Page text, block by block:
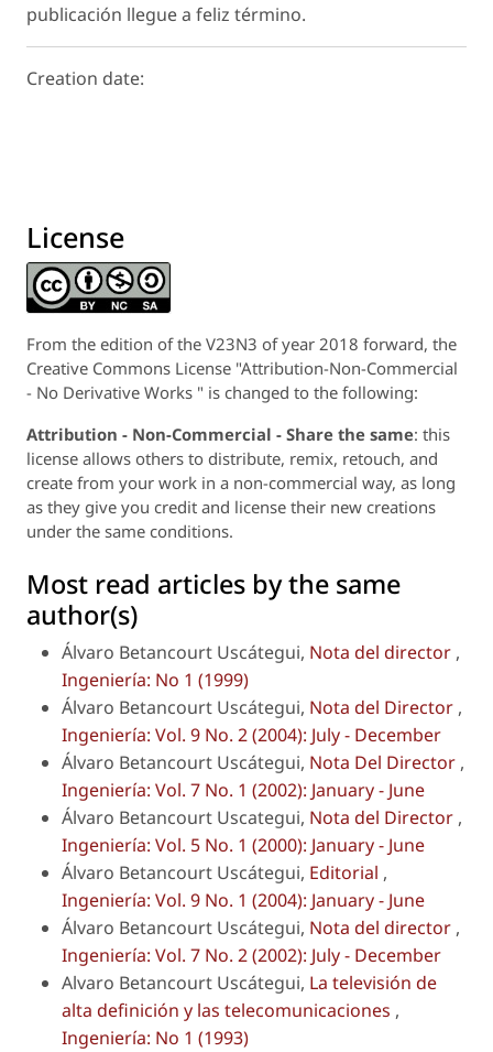
publicación llegue a feliz término.
Creation date:
License
From the edition of the V23N3 of year 2018 forward, the
Creative Commons License "Attribution-Non-Commercial
- No Derivative Works " is changed to the following:
Attribution - Non-Commercial - Share the same: this
license allows others to distribute, remix, retouch, and
create from your work in a non-commercial way, as long
as they give you credit and license their new creations
under the same conditions.
Most read articles by the same
author(s)
Álvaro Betancourt Uscátegui, Nota del director ,
Ingeniería: No 1 (1999)
Álvaro Betancourt Uscátegui, Nota del Director ,
Ingeniería: Vol. 9 No. 2 (2004): July - December
Álvaro Betancourt Uscátegui, Nota Del Director ,
Ingeniería: Vol. 7 No. 1 (2002): January - June
Álvaro Betancourt Uscategui, Nota del Director ,
Ingeniería: Vol. 5 No. 1 (2000): January - June
Álvaro Betancourt Uscátegui, Editorial ,
Ingeniería: Vol. 9 No. 1 (2004): January - June
Álvaro Betancourt Uscátegui, Nota del director ,
Ingeniería: Vol. 7 No. 2 (2002): July - December
Alvaro Betancourt Uscátegui, La televisión de
alta definición y las telecomunicaciones ,
Ingeniería: No 1 (1993)